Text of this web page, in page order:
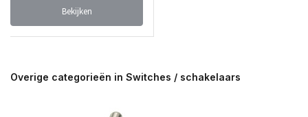
Bekijken
Overige categorieën in Switches / schakelaars